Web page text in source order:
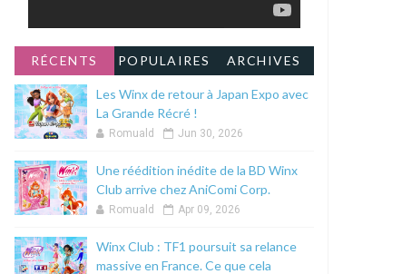
RÉCENTS POPULAIRES ARCHIVES
Les Winx de retour à Japan Expo avec
La Grande Récré !
Romuald Jun 30, 2026
Une réédition inédite de la BD Winx
Club arrive chez AniComi Corp.
Romuald Apr 09, 2026
Winx Club : TF1 poursuit sa relance
massive en France. Ce que cela